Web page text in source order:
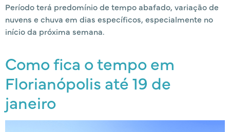
Período terá predomínio de tempo abafado, variação de
nuvens e chuva em dias específicos, especialmente no
início da próxima semana.
Como fica o tempo em
Florianópolis até 19 de
janeiro